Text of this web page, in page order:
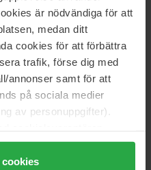
är nödvändiga för att
medan ditt
cookies för att förbättra
trafik, förse dig med
annonser samt för att
på sociala medier
av personuppgifter).
cookies" accepterar du
kan anpassa
Mini-To-Go Brightening CC
Serum
15 ml
419 kr
Bioline Jatò
De-Sense CC Cream
Ord. pris 775 kr